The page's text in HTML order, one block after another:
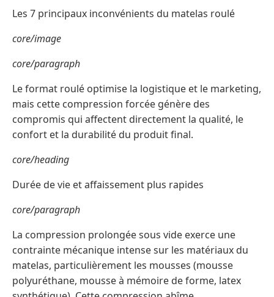
Les 7 principaux inconvénients du matelas roulé
core/image
core/paragraph
Le format roulé optimise la logistique et le marketing,
mais cette compression forcée génère des
compromis qui affectent directement la qualité, le
confort et la durabilité du produit final.
core/heading
Durée de vie et affaissement plus rapides
core/paragraph
La compression prolongée sous vide exerce une
contrainte mécanique intense sur les matériaux du
matelas, particulièrement les mousses (mousse
polyuréthane, mousse à mémoire de forme, latex